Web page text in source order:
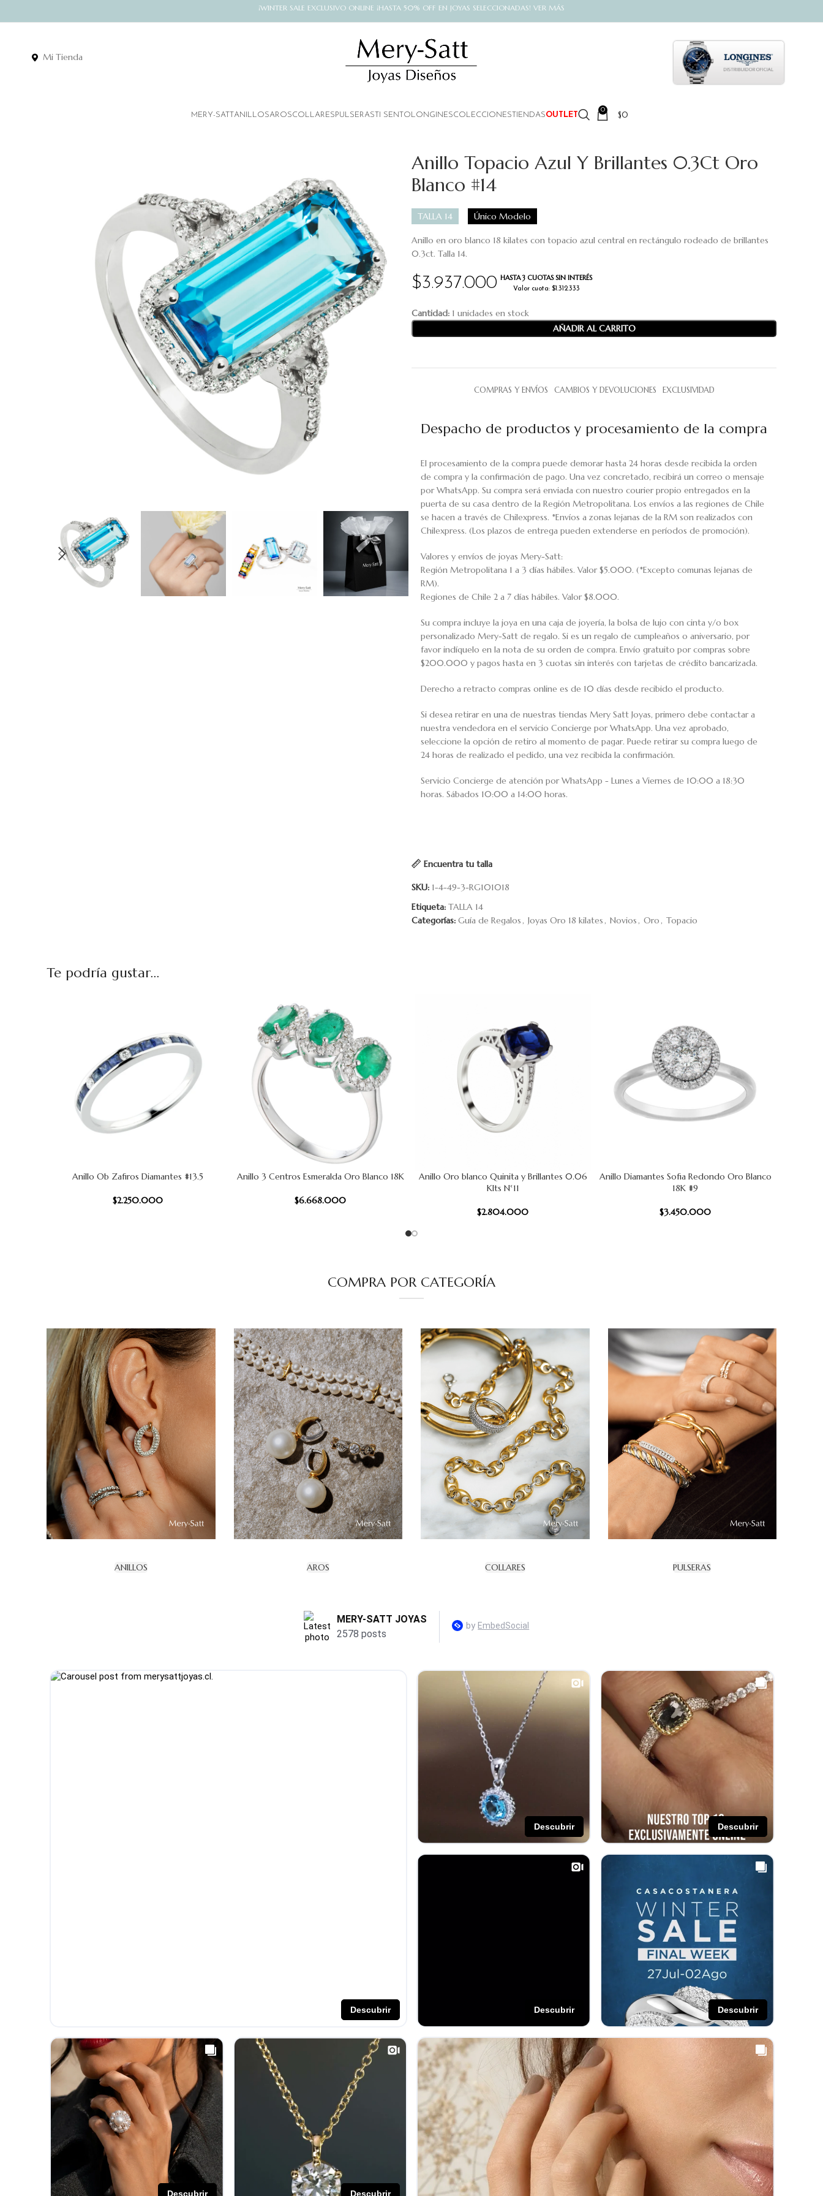
¡WINTER SALE EXCLUSIVO ONLINE ¡HASTA 50% OFF EN JOYAS SELECCIONADAS! VER MÁS
Mi Tienda
MERY-SATTANILLOSAROSCOLLARES PULSERASTI SENTO LONGINESCOLECCIONESTIENDASOUTLET
0 $0
Anillo Topacio Azul Y Brillantes 0.3Ct Oro
Blanco #14
$3.937.000 HASTA 3 CUOTAS SIN INTERÉS
Valor cuota: $1.312.333
TALLA 14 Único Modelo
Anillo en oro blanco 18 kilates con topacio azul central en rectángulo rodeado de brillantes
0.3ct. Talla 14.
Cantidad: 1 unidades en stock
AÑADIR AL CARRITO
Encuentra tu talla
COMPRAS Y ENVÍOS CAMBIOS Y DEVOLUCIONES EXCLUSIVIDAD
Despacho de productos y procesamiento de la compra
El procesamiento de la compra puede demorar hasta 24 horas desde recibida la orden
de compra y la confirmación de pago. Una vez concretado, recibirá un correo o mensaje
por WhatsApp. Su compra será enviada con nuestro courier propio entregados en la
puerta de su casa dentro de la Región Metropolitana. Los envíos a las regiones de Chile
se hacen a través de Chilexpress. *Envíos a zonas lejanas de la RM son realizados con
Chilexpress. (Los plazos de entrega pueden extenderse en períodos de promoción).
Valores y envíos de joyas Mery-Satt:
Región Metropolitana 1 a 3 días hábiles. Valor $5.000. (*Excepto comunas lejanas de
RM).
Regiones de Chile 2 a 7 días hábiles. Valor $8.000.
Su compra incluye la joya en una caja de joyería, la bolsa de lujo con cinta y/o box
personalizado Mery-Satt de regalo. Si es un regalo de cumpleaños o aniversario, por
favor indíquelo en la nota de su orden de compra. Envío gratuito por compras sobre
$200.000 y pagos hasta en 3 cuotas sin interés con tarjetas de crédito bancarizada.
Derecho a retracto compras online es de 10 días desde recibido el producto.
Si desea retirar en una de nuestras tiendas Mery Satt Joyas, primero debe contactar a
nuestra vendedora en el servicio Concierge por WhatsApp. Una vez aprobado,
seleccione la opción de retiro al momento de pagar. Puede retirar su compra luego de
24 horas de realizado el pedido, una vez recibida la confirmación.
Servicio Concierge de atención por WhatsApp - Lunes a Viernes de 10:00 a 18:30
horas. Sábados 10:00 a 14:00 horas.
SKU: 1-4-49-3-RG101018
Categorías: Guía de Regalos, Joyas Oro 18 kilates, Novios, Oro, Topacio
Etiqueta: TALLA 14
Te podría gustar...
AÑADIR AL CARRITO
Anillo Ob Zafiros Diamantes #13.5
$2.250.000
AÑADIR AL CARRITO
Anillo 3 Centros Esmeralda Oro Blanco 18K
$6.668.000
AÑADIR AL CARRITO
Anillo Oro blanco Quinita y Brillantes 0.06
Klts N°11
$2.804.000
AÑADIR AL CARRITO
Anillo Diamantes Sofia Redondo Oro Blanco
18K #9
$3.450.000
COMPRA POR CATEGORÍA
ANILLOS AROS COLLARES PULSERAS